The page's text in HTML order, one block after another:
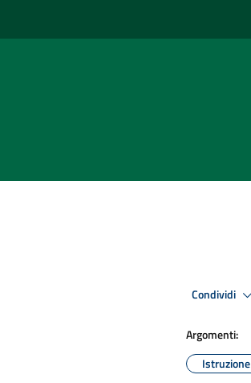
Condividi
Argomenti:
Istruzione